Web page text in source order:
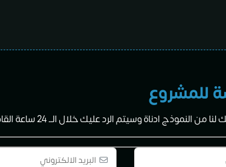
للمشروع
النموذج ادناة وسيتم الرد عليك خلال الــ 24 ساعة القادمة.